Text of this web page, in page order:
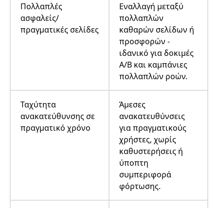
Πολλαπλές
ασφαλείς/
πραγματικές σελίδες
Εναλλαγή μεταξύ
πολλαπλών
καθαρών σελίδων ή
προσφορών -
ιδανικό για δοκιμές
A/B και καμπάνιες
πολλαπλών ροών.
Ταχύτητα
ανακατεύθυνσης σε
πραγματικό χρόνο
Άμεσες
ανακατευθύνσεις
για πραγματικούς
χρήστες, χωρίς
καθυστερήσεις ή
ύποπτη
συμπεριφορά
φόρτωσης.